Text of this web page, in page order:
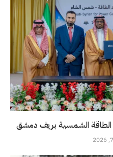
الطاقة الشمسية بريف دمشق